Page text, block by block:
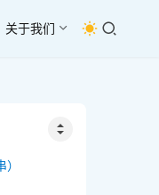
关于我们